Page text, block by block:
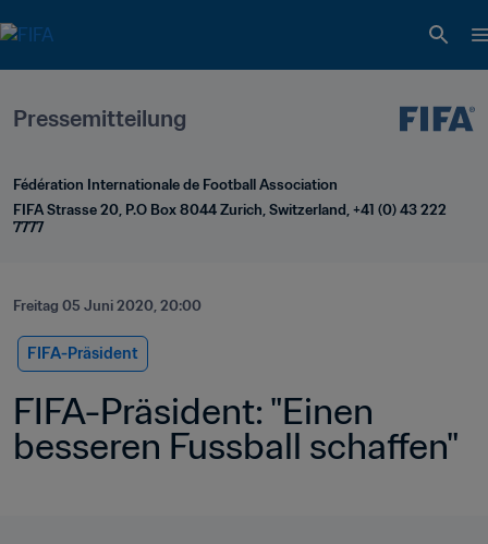
Pressemitteilung
Fédération Internationale de Football Association
FIFA Strasse 20, P.O Box 8044 Zurich, Switzerland, +41 (0) 43 222
7777
Freitag 05 Juni 2020, 20:00
FIFA-Präsident
FIFA-Präsident: "Einen
besseren Fussball schaffen"